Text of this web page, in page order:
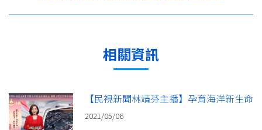
相關資訊
【民視新聞林靖芬主播】孕育海洋新生命
2021/05/06